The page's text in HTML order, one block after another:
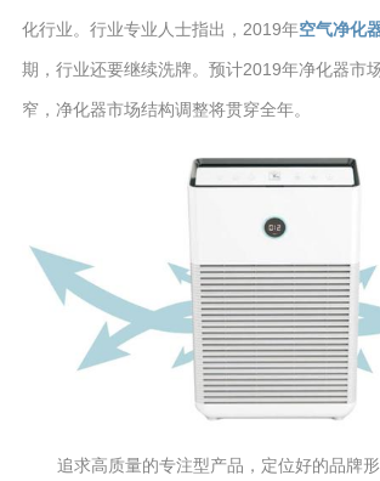
化行业。行业专业人士指出，2019年空气净化
期，行业还要继续洗牌。预计2019年净化器市
窄，净化器市场结构调整将贯穿全年。
追求高质量的专注型产品，定位好的品牌